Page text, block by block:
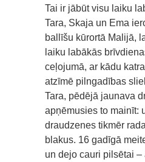
Tai ir jābūt visu laiku
Tara, Skaja un Ema
ballīšu kūrortā Malijā,
laiku labākās
ceļojumā, ar kādu
atzīmē pilngadības
Tara, pēdējā jaunava
apņēmusies to mainīt:
draudzenes tikmēr
blakus. 16 gadīgā
un dejo cauri pilsētai –